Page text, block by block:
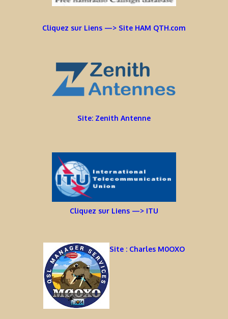
Cliquez sur Liens —> Site HAM QTH.com
Site: Zenith Antenne
Cliquez sur Liens —> ITU
Site : Charles M0OXO